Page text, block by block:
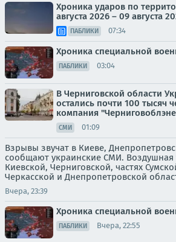
Хроника ударов по
августа 2026 – 09 августа
ПАБЛИКИ 07:34
Хроника специальной
ПАБЛИКИ 03:04
В Черниговской области
остались почти 100 тысяч
компания
СМИ 01:09
Взрывы звучат в Киеве,
сообщают украинские СМИ. Воздушная
Киевской, Черниговской, частях
Черкасской и Днепропетровской
Вчера, 23:39
Хроника специальной
ПАБЛИКИ Вчера, 22:55